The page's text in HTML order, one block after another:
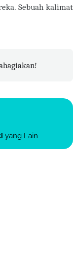
Sebuah kalimat
yang Lain